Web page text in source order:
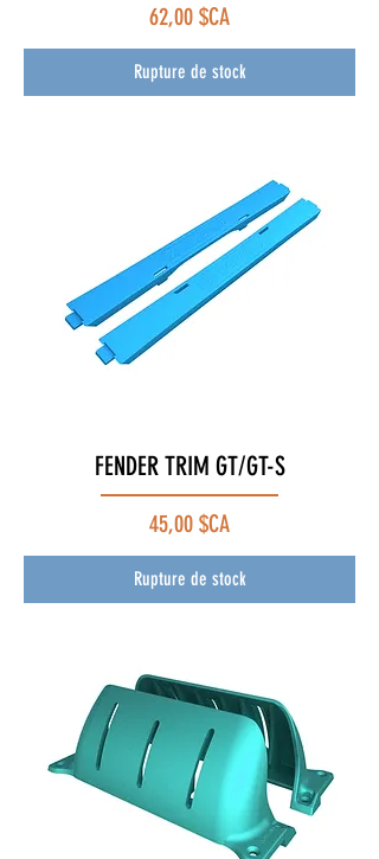
Prix
62,00 $CA
Rupture de stock
FENDER TRIM GT/GT-S
Prix
45,00 $CA
Rupture de stock